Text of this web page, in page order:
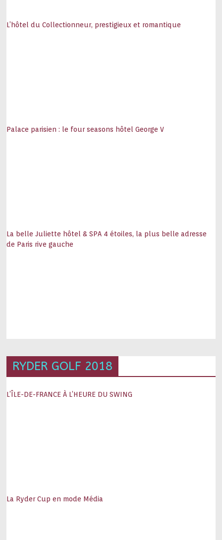
L’hôtel du Collectionneur, prestigieux et romantique
Palace parisien : le four seasons hôtel George V
La belle Juliette hôtel & SPA 4 étoiles, la plus belle adresse
de Paris rive gauche
RYDER GOLF 2018
L’ÎLE-DE-FRANCE À L’HEURE DU SWING
La Ryder Cup en mode Média